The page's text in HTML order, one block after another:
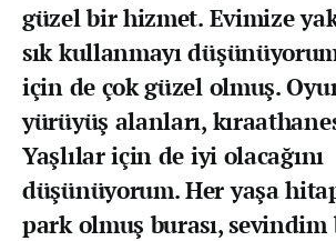
güzel bir hizmet. Evimize
sık kullanmayı
için de çok güzel olmuş.
yürüyüş alanları,
Yaşlılar için de iyi olacağını
düşünüyorum. Her yaşa
park olmuş burası,